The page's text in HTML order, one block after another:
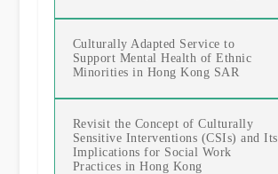
Culturally Adapted Service to
Support Mental Health of Ethnic
Minorities in Hong Kong SAR
Revisit the Concept of Culturally
Sensitive Interventions (CSIs) and Its
Implications for Social Work
Practices in Hong Kong